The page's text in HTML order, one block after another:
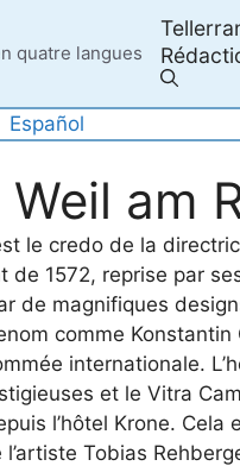
quatre langues
Español
am
le credo de la
de 1572, reprise par
de magnifiques
comme
internationale.
et le Vitra
l’hôtel Krone.
Tobias